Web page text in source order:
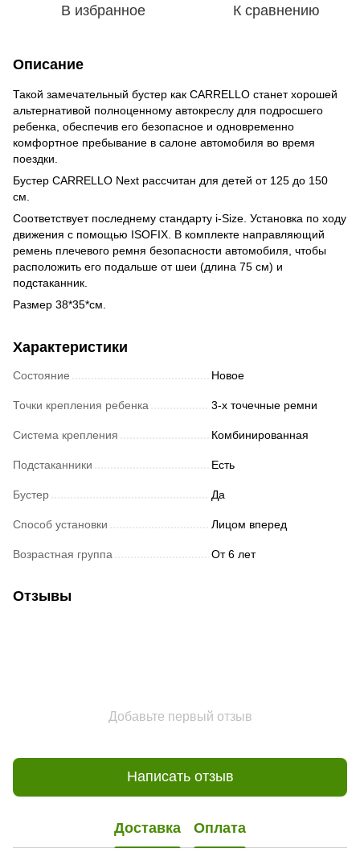
В избранное К сравнению
Описание
Такой замечательный бустер как CARRELLO станет хорошей
альтернативой полноценному автокреслу для подросшего
ребенка, обеспечив его безопасное и одновременно
комфортное пребывание в салоне автомобиля во время
поездки.
Бустер CARRELLO Next рассчитан для детей от 125 до 150
см.
Соответствует последнему стандарту i-Size. Установка по ходу
движения с помощью ISOFIX. В комплекте направляющий
ремень плечевого ремня безопасности автомобиля, чтобы
расположить его подальше от шеи (длина 75 см) и
подстаканник.
Размер 38*35*см.
Характеристики
Состояние Новое
Точки крепления ребенка 3-х точечные ремни
Система крепления Комбинированная
Подстаканники Есть
Бустер Да
Способ установки Лицом вперед
Возрастная группа От 6 лет
Отзывы
Добавьте первый отзыв
Написать отзыв
Доставка Оплата